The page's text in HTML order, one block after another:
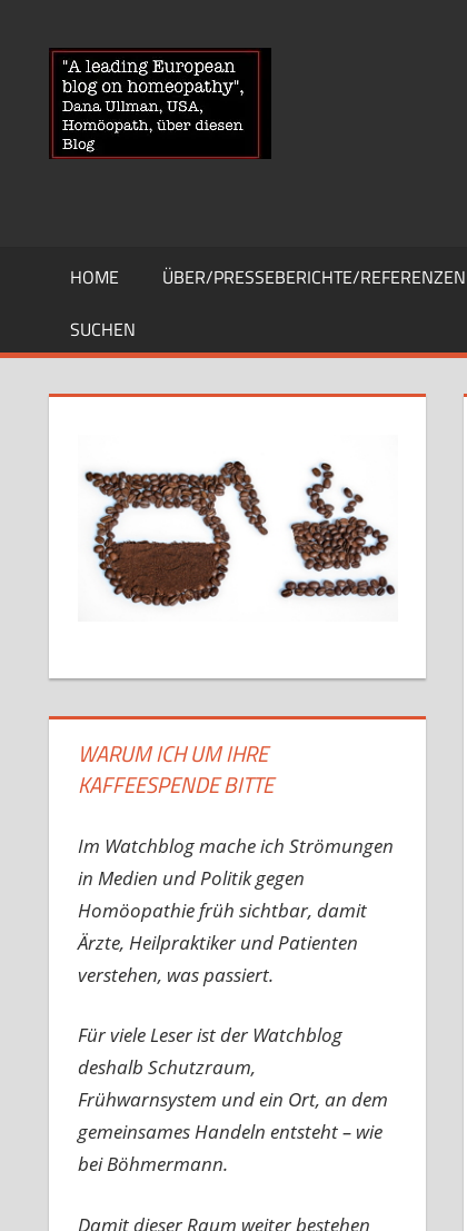
springen
News
über
Homöopathie
und
Globuli-
HOME ÜBER/PRESSEBERICHTE/REFERENZEN
SUCHEN
WARUM ICH UM IHRE
KAFFEESPENDE BITTE
Im Watchblog mache ich Strömungen
in Medien und Politik gegen
Homöopathie früh sichtbar, damit
Ärzte, Heilpraktiker und Patienten
verstehen, was passiert.
Für viele Leser ist der Watchblog
deshalb Schutzraum,
Frühwarnsystem und ein Ort, an dem
gemeinsames Handeln entsteht – wie
bei Böhmermann.
Damit dieser Raum weiter bestehen